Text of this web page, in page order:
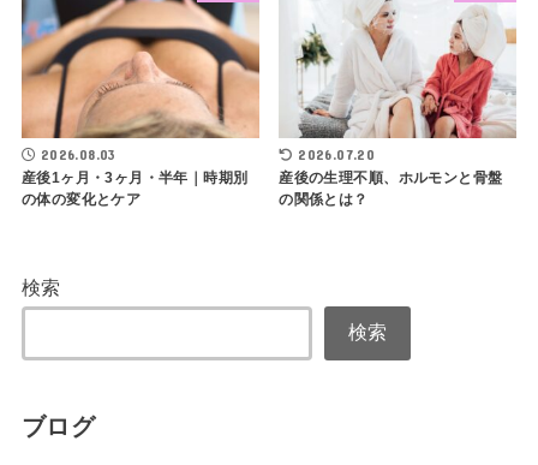
2026.08.03
産後1ヶ月・3ヶ月・半年｜時期別
の体の変化とケア
2026.07.20
産後の生理不順、ホルモンと骨盤
の関係とは？
検索
検索
ブログ